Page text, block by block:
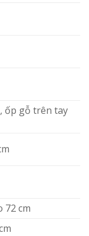
ốp gỗ trên tay
72 cm